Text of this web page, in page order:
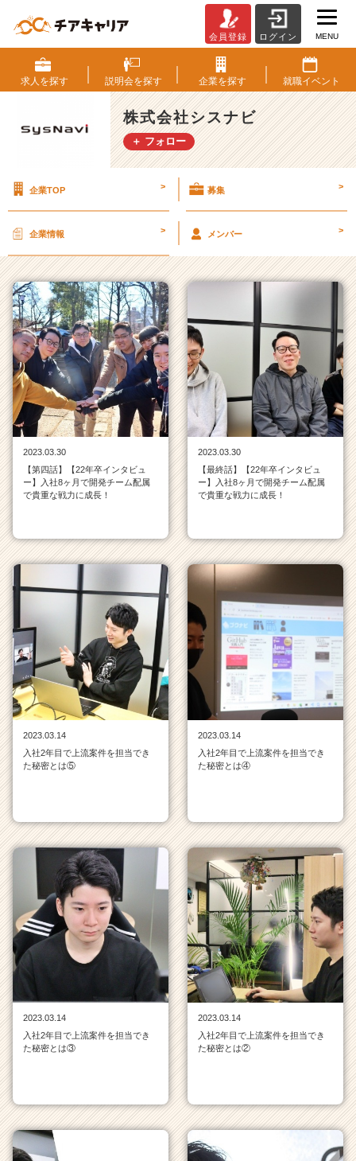
式
会
社
シ
ス
ナ
イ
イ
ン
一
覧
|
ベ
ン
チ
ー・
成
業
カ
ウ
が
届
く
就
活
サ
イ
ト
キ
（C
h
a
r
会員登録 ログイン MENU
求人を探す 説明会を探す 企業を探す 就職イベント
株式会社シスナビ
＋ フォロー
企業TOP > 募集 >
企業情報 > メンバー >
2023.03.30
【第四話】【22年卒インタビュ
ー】入社8ヶ月で開発チーム配属
で貴重な戦力に成長！
2023.03.30
【最終話】【22年卒インタビュ
ー】入社8ヶ月で開発チーム配属
で貴重な戦力に成長！
2023.03.14
入社2年目で上流案件を担当でき
た秘密とは⑤
2023.03.14
入社2年目で上流案件を担当でき
た秘密とは④
2023.03.14
入社2年目で上流案件を担当でき
た秘密とは③
2023.03.14
入社2年目で上流案件を担当でき
た秘密とは②